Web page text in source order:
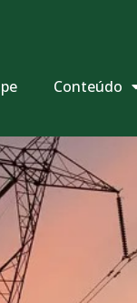
Conteúdo